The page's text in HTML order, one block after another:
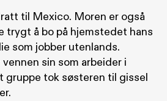
til Mexico. Moren er også
trygt å bo på hjemstedet hans
som jobber utenlands.
sin som arbeider i
gruppe tok søsteren til gissel